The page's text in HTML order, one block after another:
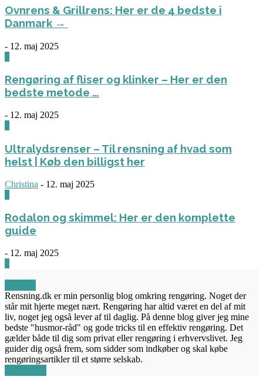
Ovnrens & Grillrens: Her er de 4 bedste i
Danmark →
- 12. maj 2025
Rengøring af fliser og klinker – Her er den
bedste metode …
- 12. maj 2025
Ultralydsrenser – Til rensning af hvad som
helst | Køb den billigst her
Christina - 12. maj 2025
Rodalon og skimmel: Her er den komplette
guide
- 12. maj 2025
Rensning.dk er min personlig blog omkring rengøring. Noget der
står mit hjerte meget nært. Rengøring har altid været en del af mit
liv, noget jeg også lever af til daglig. På denne blog giver jeg mine
bedste "husmor-råd" og gode tricks til en effektiv rengøring. Det
gælder både til dig som privat eller rengøring i erhvervslivet. Jeg
guider dig også frem, som sidder som indkøber og skal købe
rengøringsartikler til et større selskab.